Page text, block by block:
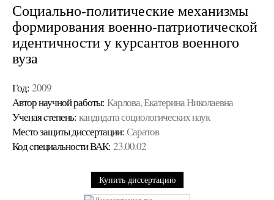
Социально-политические механизмы
формирования военно-патриотической
идентичности у курсантов военного
вуза
Год: 2009
Автор научной работы: Карлова, Екатерина Николаевна
Ученая cтепень: кандидата социологических наук
Место защиты диссертации: Саратов
Код cпециальности ВАК: 23.00.02
Купить диссертацию